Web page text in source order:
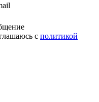
с политикой